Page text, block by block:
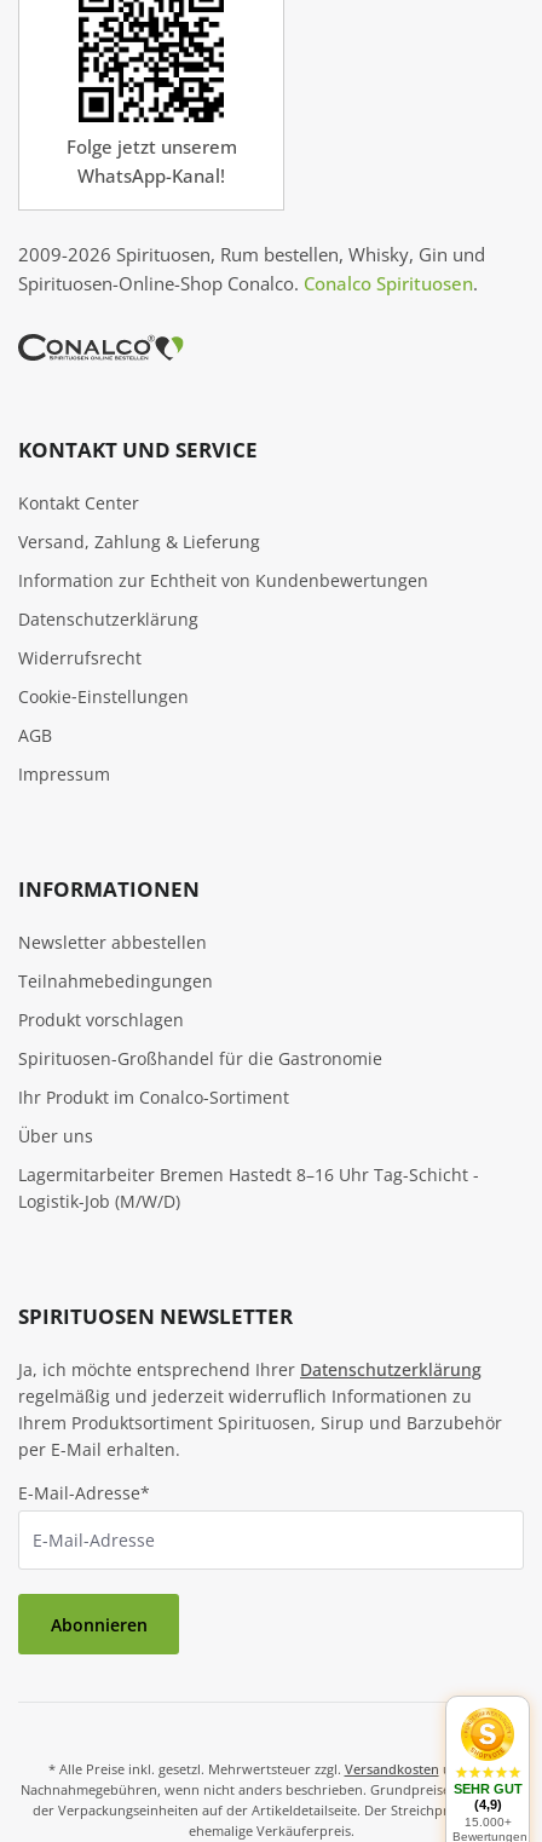
Folge jetzt unserem
WhatsApp-Kanal!
2009-2026 Spirituosen, Rum bestellen, Whisky, Gin und
Spirituosen-Online-Shop Conalco. Conalco Spirituosen.
KONTAKT UND SERVICE
Kontakt Center
Versand, Zahlung & Lieferung
Information zur Echtheit von Kundenbewertungen
Datenschutzerklärung
Widerrufsrecht
Cookie‑Einstellungen
AGB
Impressum
INFORMATIONEN
Newsletter abbestellen
Teilnahmebedingungen
Produkt vorschlagen
Spirituosen-Großhandel für die Gastronomie
Ihr Produkt im Conalco-Sortiment
Über uns
Lagermitarbeiter Bremen Hastedt 8–16 Uhr Tag-Schicht -
Logistik-Job (M/W/D)
SPIRITUOSEN NEWSLETTER
Ja, ich möchte entsprechend Ihrer Datenschutzerklärung
regelmäßig und jederzeit widerruflich Informationen zu
Ihrem Produktsortiment Spirituosen, Sirup und Barzubehör
per E-Mail erhalten.
E-Mail-Adresse*
Abonnieren
* Alle Preise inkl. gesetzl. Mehrwertsteuer zzgl. Versandkosten und ggf.
Nachnahmegebühren, wenn nicht anders beschrieben. Grundpreise und Preise
der Verpackungseinheiten auf der Artikeldetailseite. Der Streichpreis ist der
ehemalige Verkäuferpreis.
SEHR GUT
(4,9)
15.000+
Bewertungen